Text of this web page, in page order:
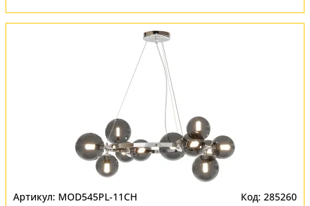
MOD545PL-11CH 285260